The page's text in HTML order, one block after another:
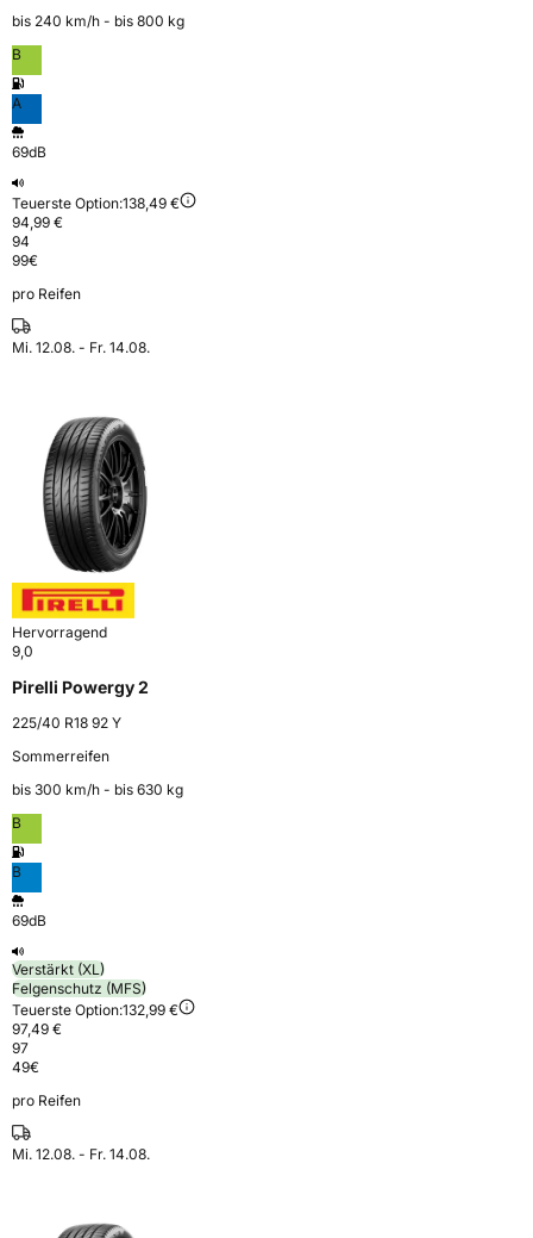
bis 240 km⁠/⁠h - bis 800 kg
B
A
69dB
Teuerste Option:138,49 €
94,99 €
94
99€
pro Reifen
Mi. 12.08. - Fr. 14.08.
Hervorragend
9,0
Pirelli Powergy 2
225/40 R18 92 Y
Sommerreifen
bis 300 km⁠/⁠h - bis 630 kg
B
B
69dB
Verstärkt (XL)
Felgenschutz (MFS)
Teuerste Option:132,99 €
97,49 €
97
49€
pro Reifen
Mi. 12.08. - Fr. 14.08.